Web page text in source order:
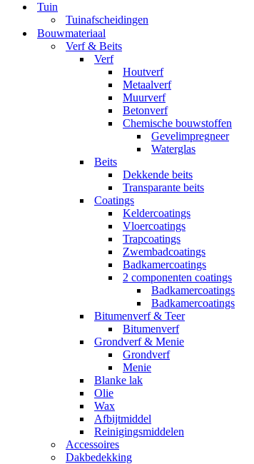
Tuin
Tuinafscheidingen
Bouwmateriaal
Verf & Beits
Verf
Houtverf
Metaalverf
Muurverf
Betonverf
Chemische bouwstoffen
Gevelimpregneer
Waterglas
Beits
Dekkende beits
Transparante beits
Coatings
Keldercoatings
Vloercoatings
Trapcoatings
Zwembadcoatings
Badkamercoatings
2 componenten coatings
Badkamercoatings
Badkamercoatings
Bitumenverf & Teer
Bitumenverf
Grondverf & Menie
Grondverf
Menie
Blanke lak
Olie
Wax
Afbijtmiddel
Reinigingsmiddelen
Accessoires
Dakbedekking